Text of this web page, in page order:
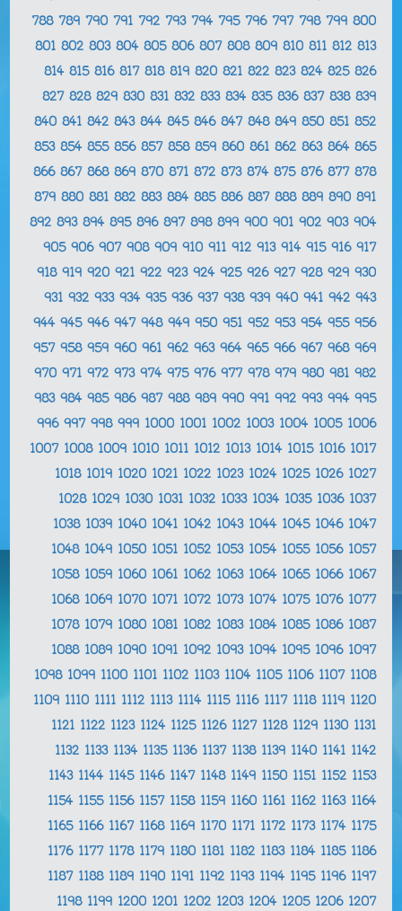
788 789 790 791 792 793 794 795 796 797 798 799 800
801 802 803 804 805 806 807 808 809 810 811 812 813
814 815 816 817 818 819 820 821 822 823 824 825 826
827 828 829 830 831 832 833 834 835 836 837 838 839
840 841 842 843 844 845 846 847 848 849 850 851 852
853 854 855 856 857 858 859 860 861 862 863 864 865
866 867 868 869 870 871 872 873 874 875 876 877 878
879 880 881 882 883 884 885 886 887 888 889 890 891
892 893 894 895 896 897 898 899 900 901 902 903 904
905 906 907 908 909 910 911 912 913 914 915 916 917
918 919 920 921 922 923 924 925 926 927 928 929 930
931 932 933 934 935 936 937 938 939 940 941 942 943
944 945 946 947 948 949 950 951 952 953 954 955 956
957 958 959 960 961 962 963 964 965 966 967 968 969
970 971 972 973 974 975 976 977 978 979 980 981 982
983 984 985 986 987 988 989 990 991 992 993 994 995
996 997 998 999 1000 1001 1002 1003 1004 1005 1006
1007 1008 1009 1010 1011 1012 1013 1014 1015 1016 1017
1018 1019 1020 1021 1022 1023 1024 1025 1026 1027
1028 1029 1030 1031 1032 1033 1034 1035 1036 1037
1038 1039 1040 1041 1042 1043 1044 1045 1046 1047
1048 1049 1050 1051 1052 1053 1054 1055 1056 1057
1058 1059 1060 1061 1062 1063 1064 1065 1066 1067
1068 1069 1070 1071 1072 1073 1074 1075 1076 1077
1078 1079 1080 1081 1082 1083 1084 1085 1086 1087
1088 1089 1090 1091 1092 1093 1094 1095 1096 1097
1098 1099 1100 1101 1102 1103 1104 1105 1106 1107 1108
1109 1110 1111 1112 1113 1114 1115 1116 1117 1118 1119 1120
1121 1122 1123 1124 1125 1126 1127 1128 1129 1130 1131
1132 1133 1134 1135 1136 1137 1138 1139 1140 1141 1142
1143 1144 1145 1146 1147 1148 1149 1150 1151 1152 1153
1154 1155 1156 1157 1158 1159 1160 1161 1162 1163 1164
1165 1166 1167 1168 1169 1170 1171 1172 1173 1174 1175
1176 1177 1178 1179 1180 1181 1182 1183 1184 1185 1186
1187 1188 1189 1190 1191 1192 1193 1194 1195 1196 1197
1198 1199 1200 1201 1202 1203 1204 1205 1206 1207